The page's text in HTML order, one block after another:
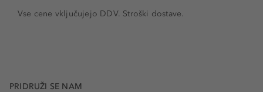
Vse cene vključujejo DDV. Stroški dostave.
PRIDRUŽI SE NAM